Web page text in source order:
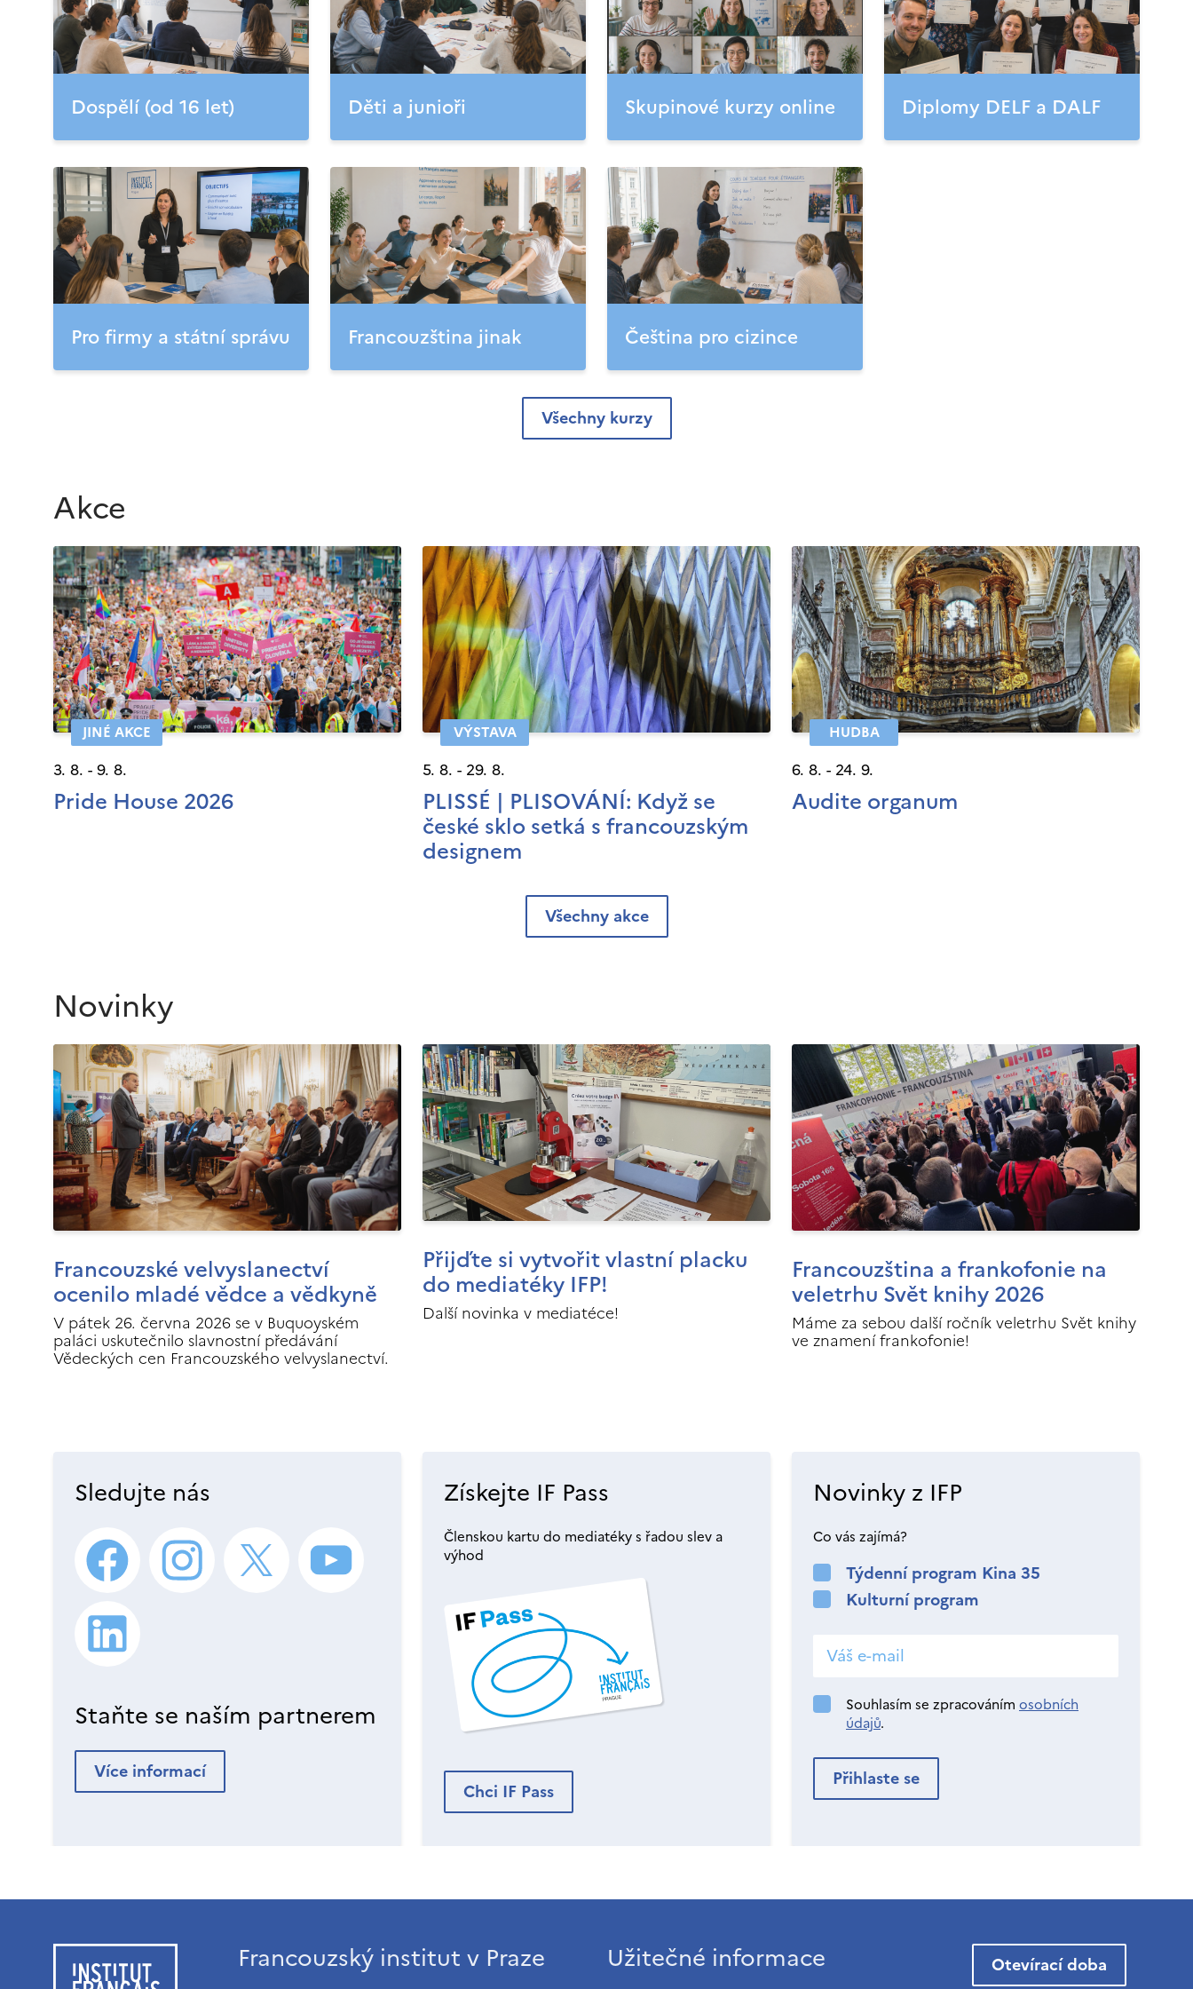
Dospělí (od 16 let) Děti a junioři Skupinové kurzy online Diplomy DELF a DALF
Pro firmy a státní správu Francouzština jinak Čeština pro cizince
Všechny kurzy
Akce
JINÉ AKCE
3. 8. - 9. 8.
Pride House 2026
VÝSTAVA
5. 8. - 29. 8.
PLISSÉ | PLISOVÁNÍ: Když se
české sklo setká s francouzským
designem
HUDBA
6. 8. - 24. 9.
Audite organum
Všechny akce
Novinky
Francouzské velvyslanectví
ocenilo mladé vědce a vědkyně
V pátek 26. června 2026 se v Buquoyském
paláci uskutečnilo slavnostní předávání
Vědeckých cen Francouzského velvyslanectví.
Přijďte si vytvořit vlastní placku
do mediatéky IFP!
Další novinka v mediatéce!
Francouzština a frankofonie na
veletrhu Svět knihy 2026
Máme za sebou další ročník veletrhu Svět knihy
ve znamení frankofonie!
Sledujte nás
Staňte se naším partnerem
Více informací
Získejte IF Pass
Členskou kartu do mediatéky s řadou slev a
výhod
Chci IF Pass
Novinky z IFP
Co vás zajímá?
Týdenní program Kina 35
Kulturní program
Souhlasím se zpracováním osobních
údajů.
Francouzský institut v Praze Užitečné informace Otevírací doba